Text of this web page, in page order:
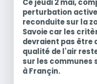
Ce jeudi 2 mai,
perturbation
reconduite sur la
Savoie car les
devraient pas être
qualité de l'air
sur les communes
à Françin.